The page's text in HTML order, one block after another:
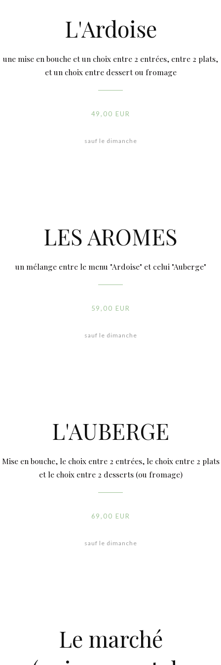
L'Ardoise
une mise en bouche et un choix entre 2 entrées, entre 2 plats,
et un choix entre dessert ou fromage
49,00 EUR
sauf le dimanche
LES AROMES
un mélange entre le menu "Ardoise" et celui "Auberge"
59,00 EUR
sauf le dimanche
L'AUBERGE
Mise en bouche, le choix entre 2 entrées, le choix entre 2 plats
et le choix entre 2 desserts (ou fromage)
69,00 EUR
sauf le dimanche
Le marché